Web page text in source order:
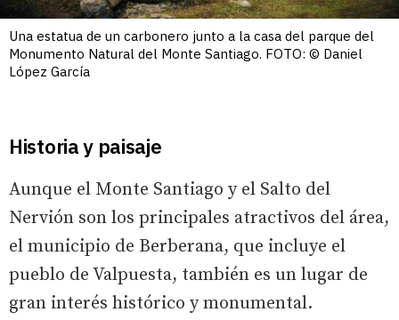
Una estatua de un carbonero junto a la casa del parque del
Monumento Natural del Monte Santiago. FOTO: © Daniel
López García
Historia y paisaje
Aunque el Monte Santiago y el Salto del
Nervión son los principales atractivos del área,
el municipio de Berberana, que incluye el
pueblo de Valpuesta, también es un lugar de
gran interés histórico y monumental.